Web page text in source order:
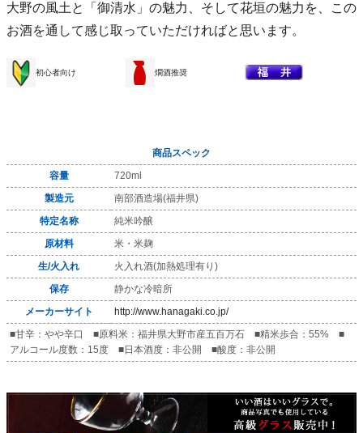
大野の風土と「御清水」の魅力、そして花垣の魅力を、この
お酒を通して感じ取っていただければと思います。
初心者向け 燗酒推奨
商品スペック
容量
720ml
製造元
南部酒造場(福井県)
特定名称
純米吟醸
原材料
米・米麹
生/火入れ
火入れ酒(加熱処理有り)
保存
静かな冷暗所
メーカーサイト
http://www.hanagaki.co.jp/
■甘辛：やや辛口 ■原料米：福井県大野市産五百万石 ■精米歩合：55% ■
アルコール度数：15度 ■日本酒度：非公開 ■酸度：非公開